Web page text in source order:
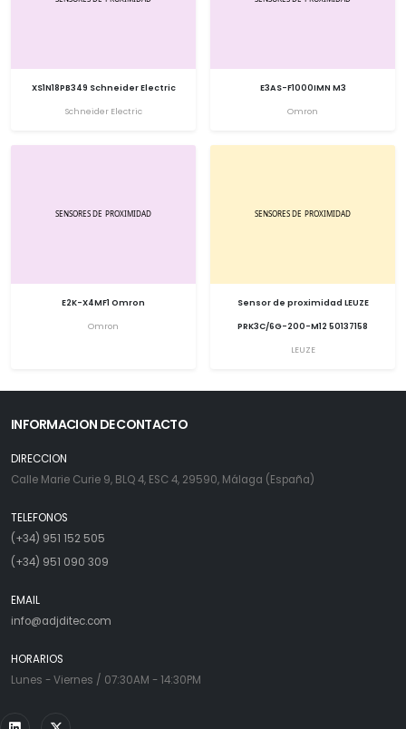
XS1N18PB349 Schneider Electric
Schneider Electric
E3AS-F1000IMN M3
Omron
E2K-X4MF1 Omron
Omron
Sensor de proximidad LEUZE
PRK3C/6G-200-M12 50137158
LEUZE
INFORMACION DE CONTACTO
DIRECCION
Calle Marie Curie 9, BLQ 4, ESC 4, 29590, Málaga (España)
TELEFONOS
(+34) 951 152 505
(+34) 951 090 309
EMAIL
info@adjditec.com
HORARIOS
Lunes - Viernes / 07:30AM - 14:30PM